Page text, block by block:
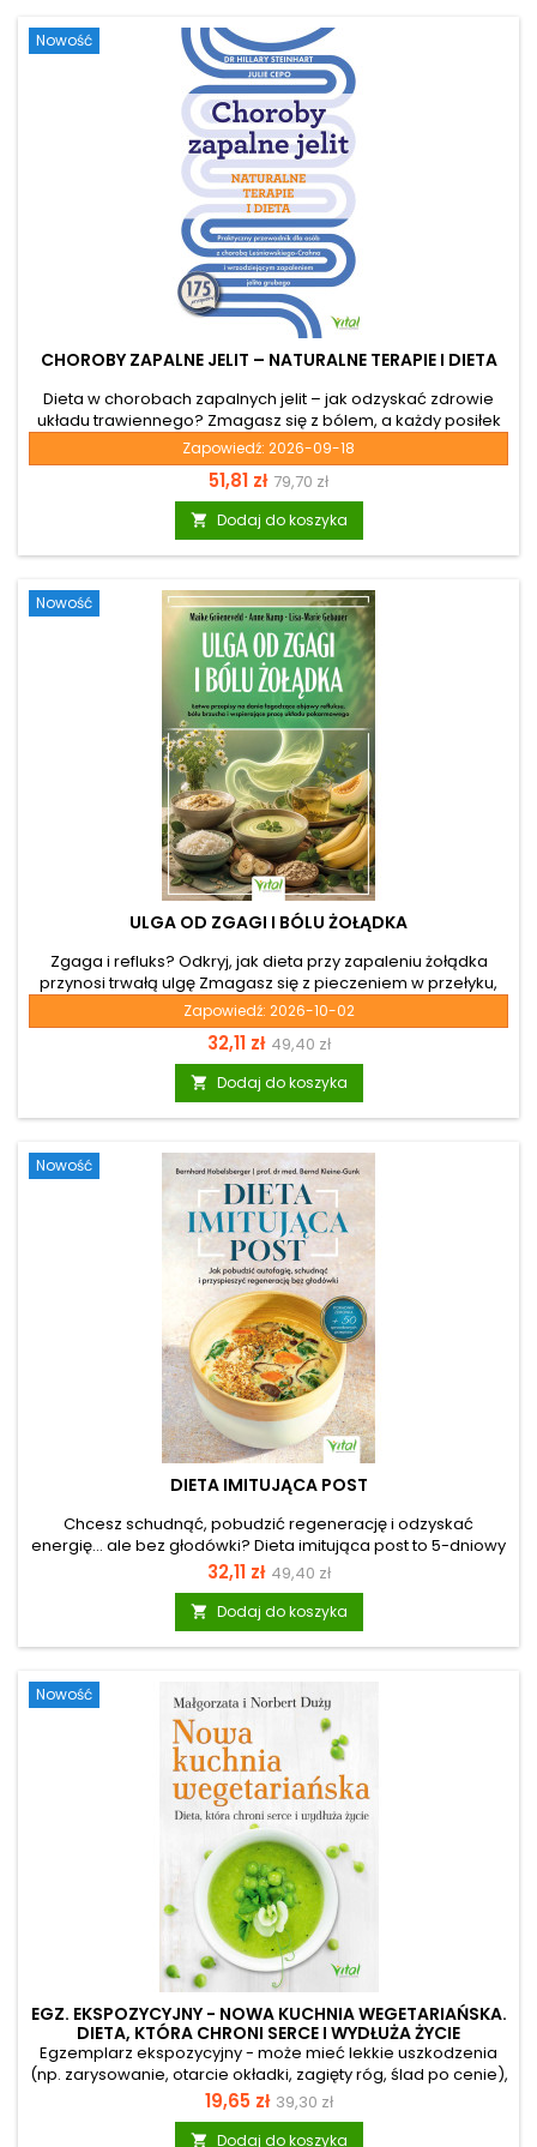
dietetyczka...
Nowość
CHOROBY ZAPALNE JELIT – NATURALNE TERAPIE I DIETA
Dieta w chorobach zapalnych jelit – jak odzyskać zdrowie
układu trawiennego? Zmagasz się z bólem, a każdy posiłek
to dla ciebie źródło stresu? Diagnoza, taka jak choroba
Leśniowskiego-Crohna czy wrzodziejące zapalenie jelita
grubego, potrafi wywrócić życie do góry nogami. Szukając
ulgi dla swojego układu pokarmowego, prawdopodobnie
trafiasz na wiele sprzecznych, internetowych porad. Ta
książka jest właśnie dla ciebie, jeśli chcesz dowiedzieć się,
Zapowiedź: 2026-09-18
Cena
51,81 zł Cena
podstawowa
79,70 zł
 Dodaj do koszyka
Nowość
ULGA OD ZGAGI I BÓLU ŻOŁĄDKA
Zgaga i refluks? Odkryj, jak dieta przy zapaleniu żołądka
przynosi trwałą ulgę Zmagasz się z pieczeniem w przełyku,
ciągłym uczuciem ciężkości lub kłującym bólem brzucha?
Przewlekły refluks i choroby układu pokarmowego to często
sygnał, że twój układ trawienny nie radzi sobie z życiem w
nieustannym stresie i pośpiechu. Książka „Ulga od zgagi i
bólu żołądka” to merytoryczny poradnik stworzony dla osób,
które chcą przerwać błędne koło sięgania po kolejne leki
Zapowiedź: 2026-10-02
Cena
32,11 zł Cena
podstawowa
49,40 zł
 Dodaj do koszyka
Nowość
DIETA IMITUJĄCA POST
Chcesz schudnąć, pobudzić regenerację i odzyskać
energię… ale bez głodówki? Dieta imitująca post to 5-dniowy
protokół, który uruchamia autofagię – naturalny proces
odmładzania komórek – i przełącza organizm w tryb
spalania tłuszczu. Jesz trzy lekkie posiłki dziennie, a twoje
ciało zachowuje się tak, jakby pościło. Efekt? Redukcja
tłuszczu z brzucha, reset metabolizmu, więcej energii i lepsza
&#8211; dokładny plan działania dzień po dniu,...
Cena
32,11 zł Cena
podstawowa
49,40 zł
 Dodaj do koszyka
Nowość
EGZ. EKSPOZYCYJNY - NOWA KUCHNIA WEGETARIAŃSKA.
DIETA, KTÓRA CHRONI SERCE I WYDŁUŻA ŻYCIE
Egzemplarz ekspozycyjny - może mieć lekkie uszkodzenia
(np. zarysowanie, otarcie okładki, zagięty róg, ślad po cenie),
ale merytorycznie jest pełnowartościowy. Książka ta jest
zachętą do częstszego spożywania produktów roślinnych.
Autorzy, wegetarianie z długoletnim stażem, komponują
Cena
19,65 zł Cena
podstawowa
39,30 zł
 Dodaj do koszyka